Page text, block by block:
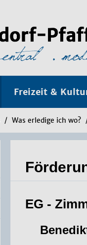
Freizeit &
/ Was erledige ich wo?
EG -